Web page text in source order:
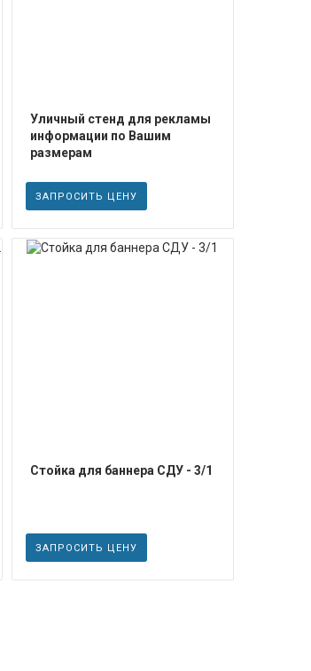
Уличный стенд для рекламы
информации по Вашим
размерам
ЗАПРОСИТЬ ЦЕНУ
Стойка для баннера СДУ - 3/1
ЗАПРОСИТЬ ЦЕНУ